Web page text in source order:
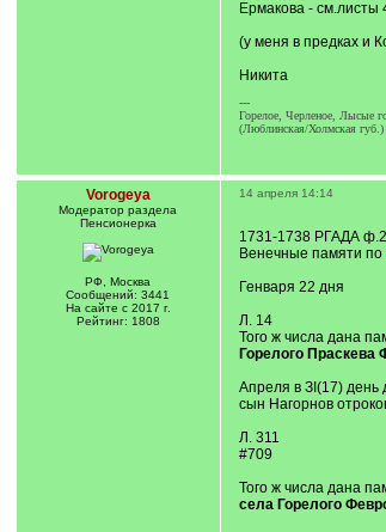
Ермакова - см.листы
(у меня в предках и
Никита
---
Горелое, Черленое, Лысые
(Люблинская/Холмская губ.)
Vorogeya
Модератор раздела
Пенсионерка
РФ, Москва
Сообщений: 3441
На сайте с 2017 г.
Рейтинг: 1808
14 апреля 14:14
1731-1738 РГАДА
Венечные памяти по
Генваря 22 дня
Л. 14
Того ж числа дана
Горелого Праскева
Апреля в ЗI(17) день
сын Нагорнов
Л. 311
#709
Того ж числа дана
села Горелого